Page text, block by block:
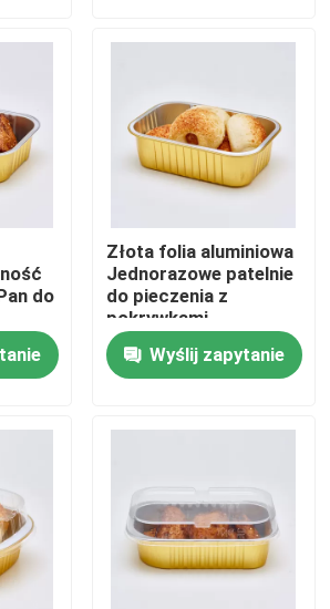
jednorazowy
do
Złota folia aluminiowa
Jednorazowe patelnie
do pieczenia z
pokrywkami
Wyślij zapytanie